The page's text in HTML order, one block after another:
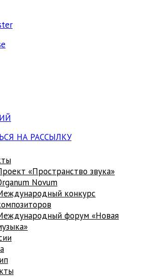
НА РАССЫЛКУ
«Пространство звука»
Novum
конкурс
форум «Новая